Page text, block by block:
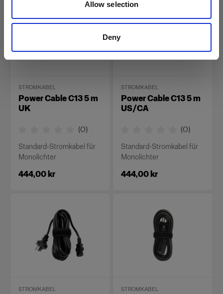
Allow selection
Deny
STROMKABEL
Power Cable C13 5 m
UK
(0)
Standard-Stromkabel für
Monolichter
444,00 kr
STROMKABEL
Power Cable C13 5 m
US/CA
(0)
Standard-Stromkabel für
Monolichter
444,00 kr
STROMKABEL STROMKABEL